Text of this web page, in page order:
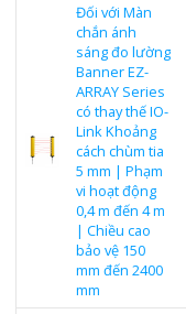
Đối với Màn
chắn ánh
sáng đo lường
Banner EZ-
ARRAY Series
có thay thế IO-
Link Khoảng
cách chùm tia
5 mm | Phạm
vi hoạt động
0,4 m đến 4 m
| Chiều cao
bảo vệ 150
mm đến 2400
mm